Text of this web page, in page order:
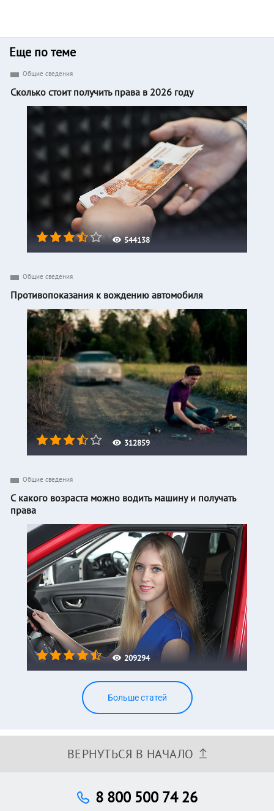
Еще по теме
544138
Общие сведения
Сколько стоит получить права в 2026 году
312859
Общие сведения
Противопоказания к вождению автомобиля
209294
Общие сведения
С какого возраста можно водить машину и получать
права
Больше статей
ВЕРНУТЬСЯ В НАЧАЛО
8 800 500 74 26